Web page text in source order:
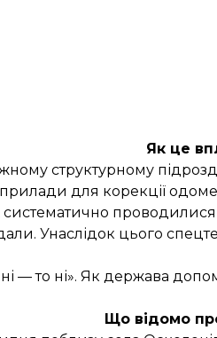
Як це
структурному
для корекції
проводилися
Унаслідок цього
— то ні». Як держава
Що відомо